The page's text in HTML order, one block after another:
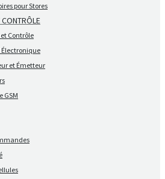
pour Stores
Contrôle
Électronique
et Émetteur
GSM